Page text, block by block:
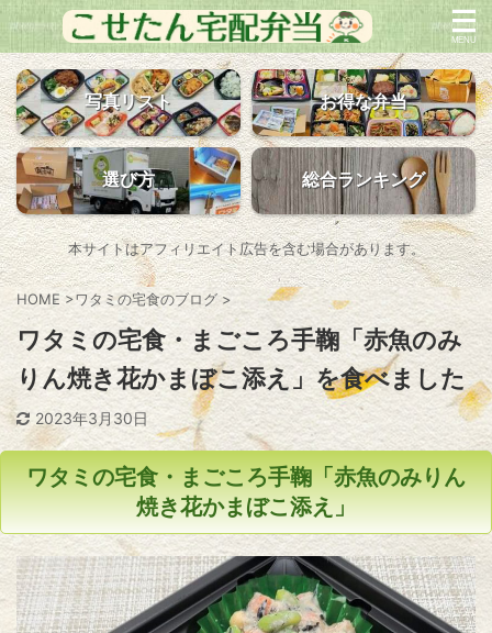
写真リスト お得な弁当
選び方 総合ランキング
本サイトはアフィリエイト広告を含む場合があります。
HOME >ワタミの宅食のブログ >
ワタミの宅食・まごころ手鞠「赤魚のみ
りん焼き花かまぼこ添え」を食べました
2023年3月30日
ワタミの宅食・まごころ手鞠「赤魚のみりん
焼き花かまぼこ添え」